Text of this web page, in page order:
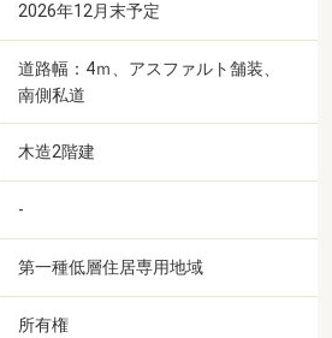
2026年12月末予定
道路幅：4ｍ、アスファルト舗装、
南側私道
木造2階建
-
第一種低層住居専用地域
所有権